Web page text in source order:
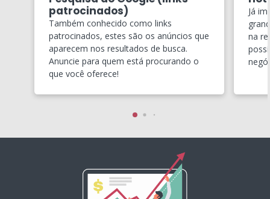
patrocinados)
Também conhecido como links
patrocinados, estes são os anúncios que
aparecem nos resultados de busca.
Anuncie para quem está procurando o
que você oferece!
Já
na